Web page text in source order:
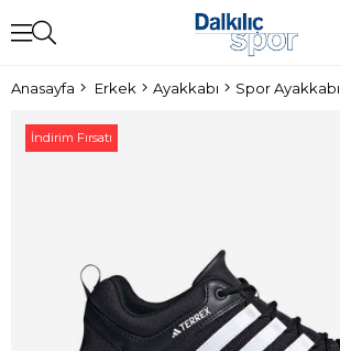
Anasayfa Erkek Ayakkabı Spor Ayakkabı
İndirim Fırsatı